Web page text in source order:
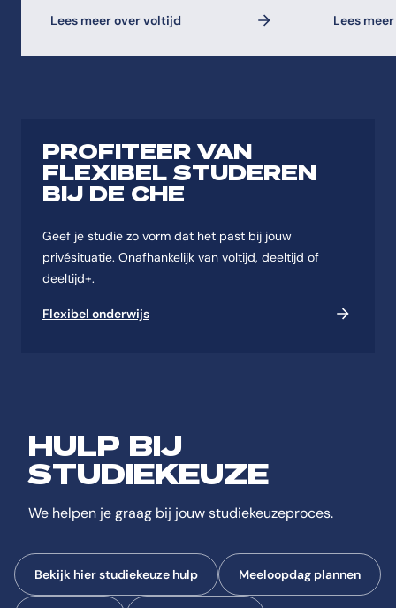
Lees meer over voltijd Lees
PROFITEER VAN
FLEXIBEL STUDEREN
BIJ DE CHE
Geef je studie zo vorm dat het past bij jouw
privésituatie. Onafhankelijk van voltijd, deeltijd of
deeltijd+.
Flexibel onderwijs
HULP BIJ
STUDIEKEUZE
We helpen je graag bij jouw studiekeuzeproces.
Bekijk hier studiekeuze hulp Meeloopdag plannen